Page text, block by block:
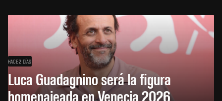
HACE 2 DÍAS
Luca Guadagnino será la figura
homenajeada en Venecia 2026